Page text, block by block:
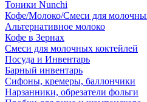
Тоники Nunchi
Кофе/Молоко/Смеси для
Альтернативное молоко
Кофе в Зернах
Смеси для молочных коктейлей
Посуда и Инвентарь
Барный инвентарь
Сифоны, кремеры, баллончики
Нарзанники, обрезатели фольги